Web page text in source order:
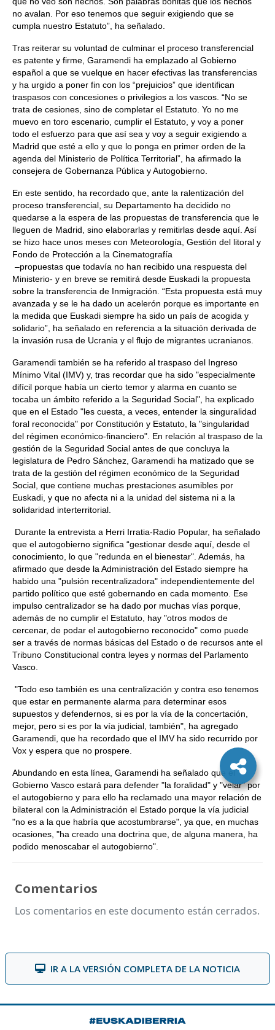
no avalan. Por eso tenemos que seguir exigiendo que se
cumpla nuestro Estatuto”, ha señalado.
Tras reiterar su voluntad de culminar el proceso transferencial
es patente y firme, Garamendi ha emplazado al Gobierno
español a que se vuelque en hacer efectivas las transferencias
y ha urgido a poner fin con los “prejuicios” que identifican
traspasos con concesiones o privilegios a los vascos. “No se
trata de cesiones, sino de completar el Estatuto. Yo no me
muevo en toro escenario, cumplir el Estatuto, y voy a poner
todo el esfuerzo para que así sea y voy a seguir exigiendo a
Madrid que esté a ello y que lo ponga en primer orden de la
agenda del Ministerio de Política Territorial”, ha afirmado la
consejera de Gobernanza Pública y Autogobierno.
En este sentido, ha recordado que, ante la ralentización del
proceso transferencial, su Departamento ha decidido no
quedarse a la espera de las propuestas de transferencia que le
lleguen de Madrid, sino elaborarlas y remitirlas desde aquí. Así
se hizo hace unos meses con Meteorología, Gestión del litoral y
Fondo de Protección a la Cinematografía
–propuestas que todavía no han recibido una respuesta del
Ministerio- y en breve se remitirá desde Euskadi la propuesta
sobre la transferencia de Inmigración. “Esta propuesta está muy
avanzada y se le ha dado un acelerón porque es importante en
la medida que Euskadi siempre ha sido un país de acogida y
solidario”, ha señalado en referencia a la situación derivada de
la invasión rusa de Ucrania y el flujo de migrantes ucranianos.
Garamendi también se ha referido al traspaso del Ingreso
Mínimo Vital (IMV) y, tras recordar que ha sido "especialmente
difícil porque había un cierto temor y alarma en cuanto se
tocaba un ámbito referido a la Seguridad Social", ha explicado
que en el Estado "les cuesta, a veces, entender la singuralidad
foral reconocida" por Constitución y Estatuto, la "singularidad
del régimen económico-financiero". En relación al traspaso de la
gestión de la Seguridad Social antes de que concluya la
legislatura de Pedro Sánchez, Garamendi ha matizado que se
trata de la gestión del régimen económico de la Seguridad
Social, que contiene muchas prestaciones asumibles por
Euskadi, y que no afecta ni a la unidad del sistema ni a la
solidaridad interterritorial.
Durante la entrevista a Herri Irratia-Radio Popular, ha señalado
que el autogobierno significa “gestionar desde aquí, desde el
conocimiento, lo que "redunda en el bienestar". Además, ha
afirmado que desde la Administración del Estado siempre ha
habido una "pulsión recentralizadora" independientemente del
partido político que esté gobernando en cada momento. Ese
impulso centralizador se ha dado por muchas vías porque,
además de no cumplir el Estatuto, hay "otros modos de
cercenar, de podar el autogobierno reconocido" como puede
ser a través de normas básicas del Estado o de recursos ante el
Tribuno Constitucional contra leyes y normas del Parlamento
Vasco.
"Todo eso también es una centralización y contra eso tenemos
que estar en permanente alarma para determinar esos
supuestos y defendernos, si es por la vía de la concertación,
mejor, pero si es por la vía judicial, también", ha agregado
Garamendi, que ha recordado que el IMV ha sido recurrido por
Vox y espera que no prospere.
Abundando en esta línea, Garamendi ha señalado que el
Gobierno Vasco estará para defender "la foralidad" y "velar" por
el autogobierno y para ello ha reclamado una mayor relación de
bilateral con la Administración el Estado porque la vía judicial
"no es a la que habría que acostumbrarse", ya que, en muchas
ocasiones, "ha creado una doctrina que, de alguna manera, ha
podido menoscabar el autogobierno".
Comentarios
Los comentarios en este documento están cerrados.
IR A LA VERSIÓN COMPLETA DE LA NOTICIA